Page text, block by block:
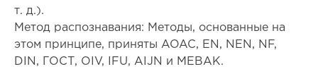
т. д.).
Метод распознавания: Методы, основанные на
этом принципе, приняты AOAC, EN, NEN, NF,
DIN, ГОСТ, OIV, IFU, AIJN и MEBAK.